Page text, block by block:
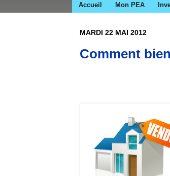
Accueil Mon PEA
MARDI 22 MAI 2012
Comment